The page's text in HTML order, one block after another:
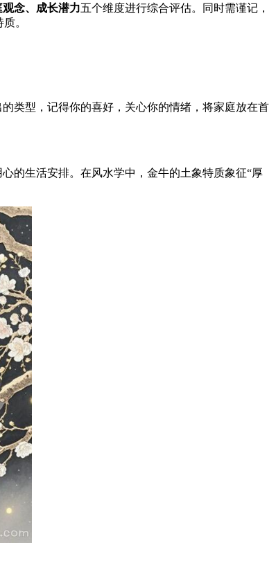
念、成长潜力五个维度进行综合评估。同时需谨记，
。
类型，记得你的喜好，关心你的情绪，将家庭放在首
的生活安排。在风水学中，金牛的土象特质象征“厚